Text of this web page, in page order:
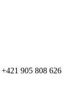
905 808 626